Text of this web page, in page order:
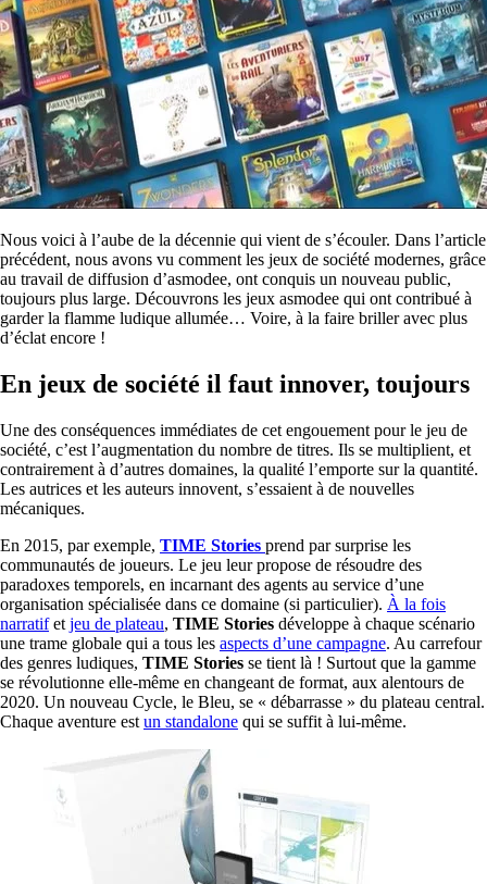
Nous voici à l’aube de la décennie qui vient de s’écouler. Dans l’article
précédent, nous avons vu comment les jeux de société modernes, grâce
au travail de diffusion d’asmodee, ont conquis un nouveau public,
toujours plus large. Découvrons les jeux asmodee qui ont contribué à
garder la flamme ludique allumée… Voire, à la faire briller avec plus
d’éclat encore !
En jeux de société il faut innover, toujours
Une des conséquences immédiates de cet engouement pour le jeu de
société, c’est l’augmentation du nombre de titres. Ils se multiplient, et
contrairement à d’autres domaines, la qualité l’emporte sur la quantité.
Les autrices et les auteurs innovent, s’essaient à de nouvelles
mécaniques.
En 2015, par exemple, TIME Stories prend par surprise les
communautés de joueurs. Le jeu leur propose de résoudre des
paradoxes temporels, en incarnant des agents au service d’une
organisation spécialisée dans ce domaine (si particulier). À la fois
narratifet jeu de plateau, TIME Stories développe à chaque scénario
une trame globale qui a tous les aspects d’une campagne. Au carrefour
des genres ludiques, TIME Stories se tient là ! Surtout que la gamme
se révolutionne elle-même en changeant de format, aux alentours de
2020. Un nouveau Cycle, le Bleu, se « débarrasse » du plateau central.
Chaque aventure est un standalone qui se suffit à lui-même.